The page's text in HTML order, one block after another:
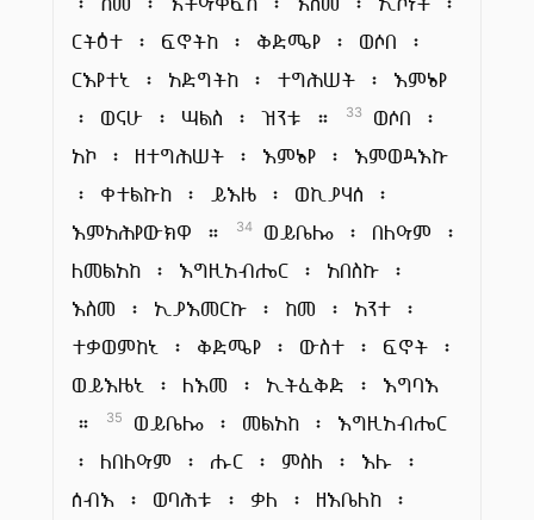
ርትዕተ ፡ ፍኖትከ ፡ ቅድሜየ ፡ ወሶበ ፡
ርእየተኒ ፡ አድግትከ ፡ ተግሕሠት ፡ እምኔየ
፡ ወናሁ ፡ ሣልስ ፡ ዝንቱ ።
33
ወሶበ ፡
አኮ ፡ ዘተግሕሠት ፡ እምኔየ ፡ እምወዳእኩ
፡ ቀተልኩከ ፡ ይእዜ ፡ ወኪያሃሰ ፡
እምአሕየውክዋ ።
34
ወይቤሎ ፡ በለዓም ፡
ለመልአከ ፡ እግዚአብሔር ፡ አበስኩ ፡
እስመ ፡ ኢያእመርኩ ፡ ከመ ፡ አንተ ፡
ተቃወምከኒ ፡ ቅድሜየ ፡ ውስተ ፡ ፍኖት ፡
ወይእዜኒ ፡ ለእመ ፡ ኢትፈቅድ ፡ እግባእ
።
35
ወይቤሎ ፡ መልአከ ፡ እግዚአብሔር
፡ ለበለዓም ፡ ሑር ፡ ምስለ ፡ እሉ ፡
ሰብእ ፡ ወባሕቱ ፡ ቃለ ፡ ዘእቤለከ ፡